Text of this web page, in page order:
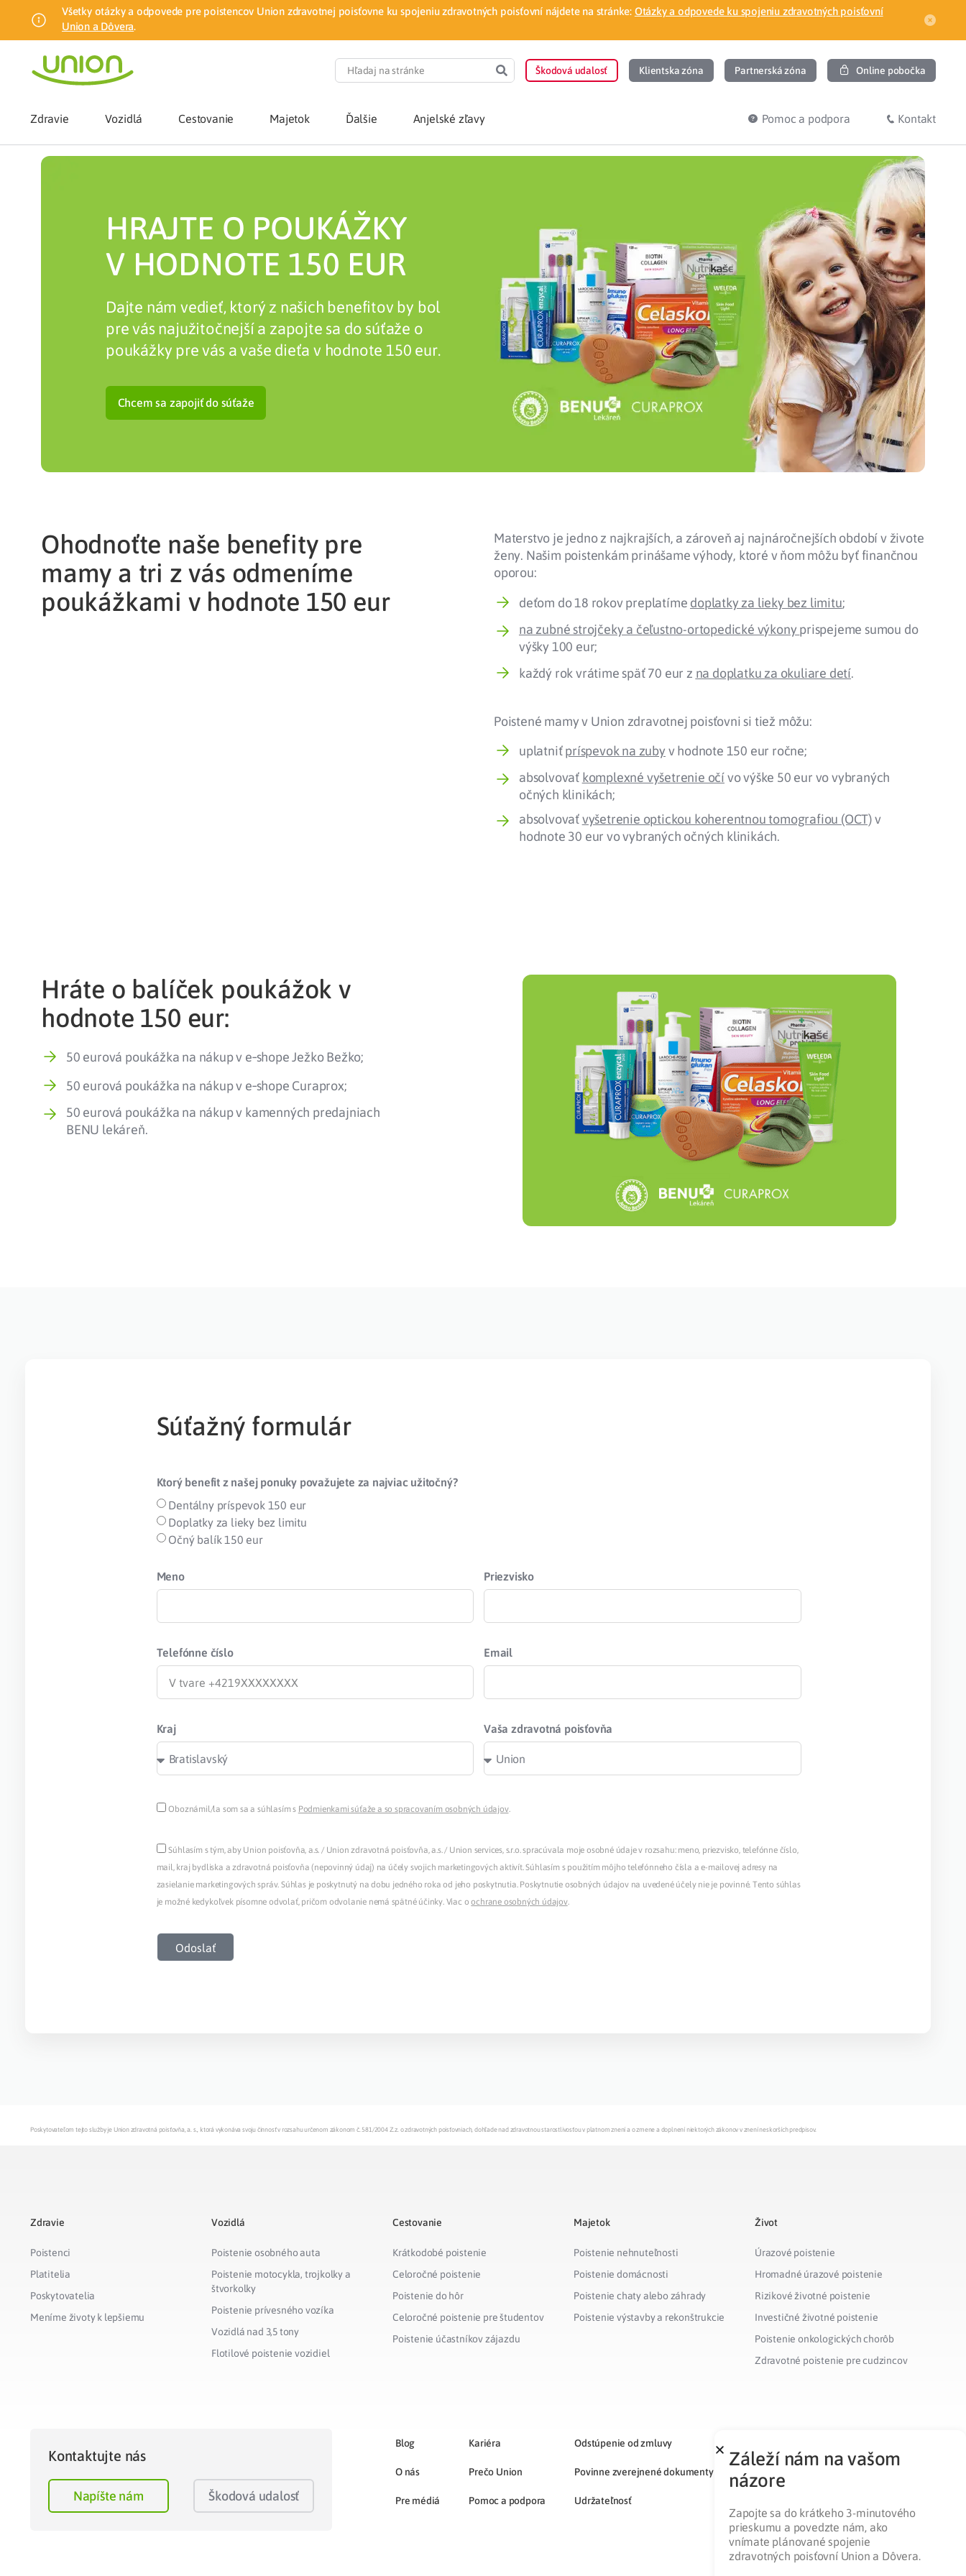
Všetky otázky a odpovede pre poistencov Union zdravotnej poisťovne ku spojeniu zdravotných poisťovní nájdete na stránke: Otázky a odpovede ku spojeniu zdravotných poisťovní
Union a Dôvera.
Škodová udalosť Klientska zóna Partnerská zóna Online pobočka
Zdravie
Zmena zdravotnej poisťovne
Union mobilná aplikácia
Poistenie novorodenca v pohodlí domova
Zdravotné poistenie pre cudzincov
Vyhľadať lekára
Kúpeľná starostlivosť
Ošetrenie u nezmluvného lekára
Liečba v zahraničí
Overenie poistného vzťahu
Prihláška do zdravotnej poisťovne
Zoznam dlžníkov
Žiadosti a tlačivá
Potvrdenie o neevidovaní
pohľadávky
Vozidlá Cestovanie Majetok Ďalšie Anjelské zľavy Pomoc a podpora Kontakt
HRAJTE O POUKÁŽKY
V HODNOTE 150 EUR
Dajte nám vedieť, ktorý z našich benefitov by bol
pre vás najužitočnejší a zapojte sa do súťaže o
poukážky pre vás a vaše dieťa v hodnote 150 eur.
Chcem sa zapojiť do súťaže
Ohodnoťte naše benefity pre
mamy a tri z vás odmeníme
poukážkami v hodnote 150 eur
Materstvo je jedno z najkrajších, a zároveň aj najnáročnejších období v živote
ženy. Našim poistenkám prinášame výhody, ktoré v ňom môžu byť finančnou
oporou:
deťom do 18 rokov preplatíme doplatky za lieky bez limitu;
na zubné strojčeky a čeľustno-ortopedické výkony prispejeme sumou do
výšky 100 eur;
každý rok vrátime späť 70 eur z na doplatku za okuliare detí.
Poistené mamy v Union zdravotnej poisťovni si tiež môžu:
uplatniťpríspevok na zuby v hodnote 150 eur ročne;
absolvovať komplexné vyšetrenie očívo výške 50 eur vo vybraných
očných klinikách;
absolvovaťvyšetrenie optickou koherentnou tomografiou (OCT)v
hodnote 30 eur vo vybraných očných klinikách.
Hráte o balíček poukážok v
hodnote 150 eur:
50 eurová poukážka na nákup v e‑shope Ježko Bežko;
50 eurová poukážka na nákup v e‑shope Curaprox;
50 eurová poukážka na nákup v kamenných predajniach
BENU lekáreň.
Súťažný formulár
Ktorý benefit z našej ponuky považujete za najviac užitočný?
Dentálny príspevok 150 eur
Doplatky za lieky bez limitu
Očný balík 150 eur
Meno Priezvisko
Telefónne číslo Email
Kraj Vaša zdravotná poisťovňa
Oboznámil/la som sa a súhlasím s Podmienkami súťaže a so spracovaním osobných údajov.
Súhlasím s tým, aby Union poisťovňa, a.s. / Union zdravotná poisťovňa, a.s. / Union services, s.r.o. spracúvala moje osobné údaje v rozsahu: meno, priezvisko, telefónne číslo,
mail, kraj bydliska a zdravotná poisťovňa (nepovinný údaj) na účely svojich marketingových aktivít. Súhlasím s použitím môjho telefónneho čísla a e-mailovej adresy na
zasielanie marketingových správ. Súhlas je poskytnutý na dobu jedného roka od jeho poskytnutia. Poskytnutie osobných údajov na uvedené účely nie je povinné. Tento súhlas
je možné kedykoľvek písomne odvolať, pričom odvolanie nemá spätné účinky. Viac oochrane osobných údajov.
Odoslať
Poskytovateľom tejto služby je Union zdravotná poisťovňa, a. s., ktorá vykonáva svoju činnosť v rozsahu určenom zákonom č. 581/2004 Z.z. o zdravotných poisťovniach, dohľade nad zdravotnou starostlivosťou v platnom znení a o zmene a doplnení niektorých zákonov v znení neskorších predpisov.
Zdravie
Poistenci
Platitelia
Poskytovatelia
Meníme životy k lepšiemu
Vozidlá
Poistenie osobného auta
Poistenie motocykla, trojkolky a
štvorkolky
Poistenie prívesného vozíka
Vozidlá nad 3,5 tony
Flotilové poistenie vozidiel
Cestovanie
Krátkodobé poistenie
Celoročné poistenie
Poistenie do hôr
Celoročné poistenie pre študentov
Poistenie účastníkov zájazdu
Majetok
Poistenie nehnuteľnosti
Poistenie domácnosti
Poistenie chaty alebo záhrady
Poistenie výstavby a rekonštrukcie
Život
Úrazové poistenie
Hromadné úrazové poistenie
Rizikové životné poistenie
Investičné životné poistenie
Poistenie onkologických chorôb
Zdravotné poistenie pre cudzincov
Kontaktujte nás
Napíšte nám Škodová udalosť
Blog
O nás
Pre médiá
Kariéra
Prečo Union
Pomoc a podpora
Odstúpenie od zmluvy
Povinne zverejnené dokumenty
Udržateľnosť
Záleží nám na vašom
názore
Zapojte sa do krátkeho 3-minutového
prieskumu a povedzte nám, ako
vnímate plánované spojenie
zdravotných poisťovní Union a Dôvera.